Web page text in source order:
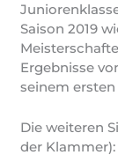
Saison 2019
Ergebnisse
seinem ersten
Die weiteren
der Klammer):